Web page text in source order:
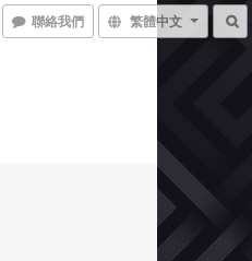
聯絡我們 繁體中文